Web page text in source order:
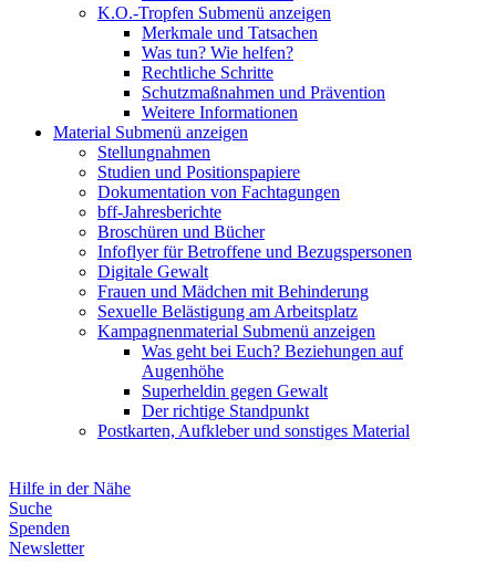
K.O.-Tropfen Submenü anzeigen
Merkmale und Tatsachen
Was tun? Wie helfen?
Rechtliche Schritte
Schutzmaßnahmen und Prävention
Weitere Informationen
Material Submenü anzeigen
Stellungnahmen
Studien und Positionspapiere
Dokumentation von Fachtagungen
bff-Jahresberichte
Broschüren und Bücher
Infoflyer für Betroffene und Bezugspersonen
Digitale Gewalt
Frauen und Mädchen mit Behinderung
Sexuelle Belästigung am Arbeitsplatz
Kampagnenmaterial Submenü anzeigen
Was geht bei Euch? Beziehungen auf
Augenhöhe
Superheldin gegen Gewalt
Der richtige Standpunkt
Postkarten, Aufkleber und sonstiges Material
Hilfe in der Nähe
Suche
Spenden
Newsletter